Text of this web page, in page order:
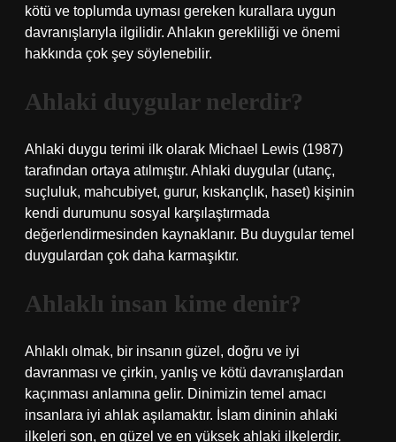
kötü ve toplumda uyması gereken kurallara uygun
davranışlarıyla ilgilidir. Ahlakın gerekliliği ve önemi
hakkında çok şey söylenebilir.
Ahlaki duygular nelerdir?
Ahlaki duygu terimi ilk olarak Michael Lewis (1987)
tarafından ortaya atılmıştır. Ahlaki duygular (utanç,
suçluluk, mahcubiyet, gurur, kıskançlık, haset) kişinin
kendi durumunu sosyal karşılaştırmada
değerlendirmesinden kaynaklanır. Bu duygular temel
duygulardan çok daha karmaşıktır.
Ahlaklı insan kime denir?
Ahlaklı olmak, bir insanın güzel, doğru ve iyi
davranması ve çirkin, yanlış ve kötü davranışlardan
kaçınması anlamına gelir. Dinimizin temel amacı
insanlara iyi ahlak aşılamaktır. İslam dininin ahlaki
ilkeleri son, en güzel ve en yüksek ahlaki ilkelerdir.